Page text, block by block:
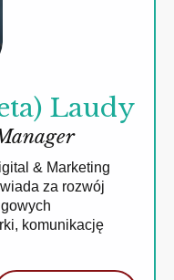
Laudy
& Marketing
za rozwój
komunikację